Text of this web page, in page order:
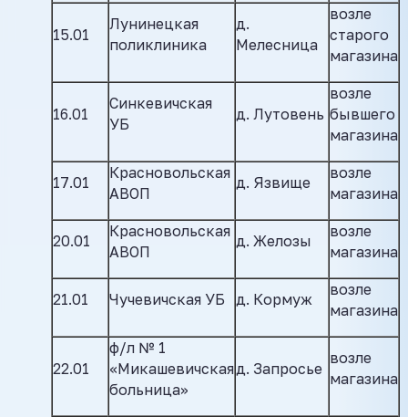
15.01
Лунинецкая
поликлиника
д.
Мелесница
возле
старого
магазина
16.01
Синкевичская
УБ
д. Лутовень
возле
бывшего
магазина
17.01
Красновольская
АВОП
д. Язвище
возле
магазина
20.01
Красновольская
АВОП
д. Желозы
возле
магазина
21.01 Чучевичская УБ д. Кормуж
возле
магазина
22.01
ф/л № 1
«Микашевичская
больница»
д. Запросье
возле
магазина